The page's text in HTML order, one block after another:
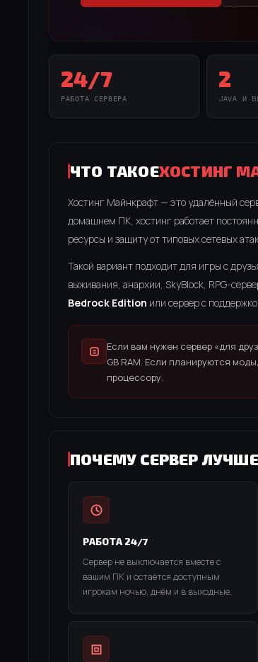
24/7
РАБОТА СЕРВЕРА
2
JAVA И
ЧТО ТАКОЕХОСТИНГ
Хостинг Майнкрафт — это удалённый
домашнем ПК, хостинг работает
ресурсы и защиту от типовых сетевых
Такой вариант подходит для игры с
выживания, анархии, SkyBlock, RPG-
Bedrock Edition или сервер с
Если вам нужен сервер «для
GB RAM. Если планируются
процессору.
ПОЧЕМУ СЕРВЕР
РАБОТА 24/7
Сервер не выключается вместе с
вашим ПК и остаётся доступным
игрокам ночью, днём и в выходные.